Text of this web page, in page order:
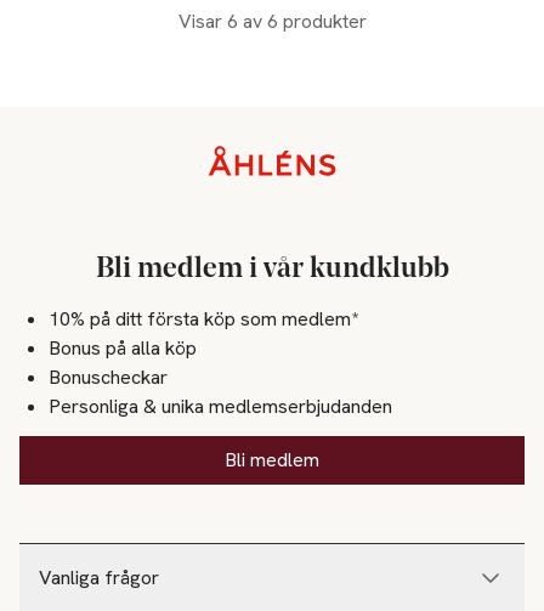
Visar 6 av 6 produkter
Vanliga frågor
Bli medlem i vår kundklubb
10% på ditt första köp som medlem*
Bonus på alla köp
Bonuscheckar
Personliga & unika medlemserbjudanden
Bli medlem